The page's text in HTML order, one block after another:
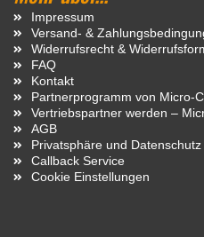
Impressum
Versand- &
Widerrufsrecht &
FAQ
Kontakt
Partnerprogramm von Micro-
Vertriebspartner werden –
AGB
Privatsphäre und Datenschutz
Callback Service
Cookie Einstellungen